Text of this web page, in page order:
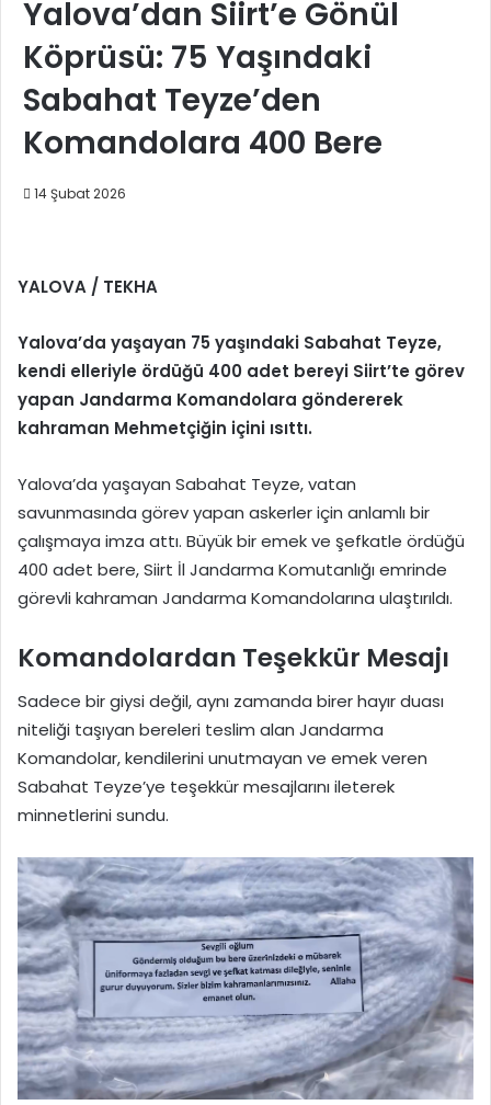
Yalova’dan Siirt’e Gönül
Köprüsü: 75 Yaşındaki
Sabahat Teyze’den
Komandolara 400 Bere
14 Şubat 2026
YALOVA / TEKHA
Yalova’da yaşayan 75 yaşındaki Sabahat Teyze,
kendi elleriyle ördüğü 400 adet bereyi Siirt’te görev
yapan Jandarma Komandolara göndererek
kahraman Mehmetçiğin içini ısıttı.
Yalova’da yaşayan Sabahat Teyze, vatan
savunmasında görev yapan askerler için anlamlı bir
çalışmaya imza attı. Büyük bir emek ve şefkatle ördüğü
400 adet bere, Siirt İl Jandarma Komutanlığı emrinde
görevli kahraman Jandarma Komandolarına ulaştırıldı.
Komandolardan Teşekkür Mesajı
Sadece bir giysi değil, aynı zamanda birer hayır duası
niteliği taşıyan bereleri teslim alan Jandarma
Komandolar, kendilerini unutmayan ve emek veren
Sabahat Teyze’ye teşekkür mesajlarını ileterek
minnetlerini sundu.